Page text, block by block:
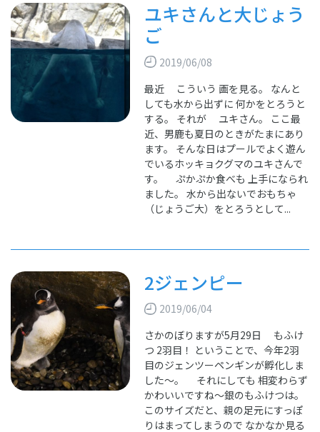
ユキさんと大じょう
ご
2019/06/08
最近 こういう 画を見る。 なんと
しても水から出ずに 何かをとろうと
する。 それが ユキさん。 ここ最
近、男鹿も夏日のときがたまにあり
ます。 そんな日はプールでよく遊ん
でいるホッキョクグマのユキさんで
す。 ぷかぷか食べも 上手になられ
ました。 水から出ないでおもちゃ
（じょうご大）をとろうとして...
2ジェンピー
2019/06/04
さかのぼりますが5月29日 もふけ
つ 2羽目！ ということで、今年2羽
目のジェンツーペンギンが孵化しま
した～。 それにしても 相変わらず
かわいいですね～銀のもふけつは。
このサイズだと、親の足元にすっぽ
りはまってしまうので なかなか見る